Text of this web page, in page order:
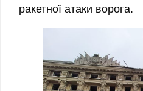
ракетної атаки ворога.